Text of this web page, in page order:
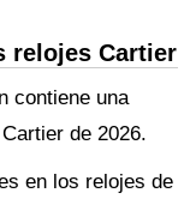
relojes Cartier
contiene una
de 2026.
en los relojes de